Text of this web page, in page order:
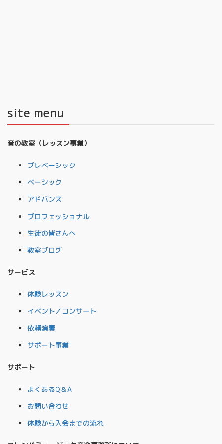
site menu
音の教室（レッスン事業）
プレベーシック
ベーシック
アドバンス
プロフェッショナル
生徒の皆さんへ
教室ブログ
サービス
体験レッスン
イベント／コンサート
依頼演奏
サポート事業
サポート
よくあるQ＆A
お問い合わせ
体験から入会までの流れ